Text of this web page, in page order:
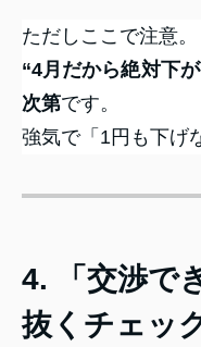
ただしここで注意。
“4月だから絶対下
次第です。
強気で「1円も下げ
4. 「交渉で
抜くチェッ